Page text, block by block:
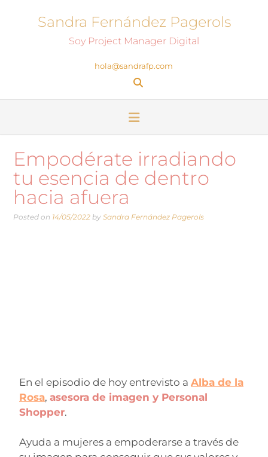
Sandra Fernández Pagerols
Soy Project Manager Digital
hola@sandrafp.com
Empodérate irradiando
tu esencia de dentro
hacia afuera
Posted on 14/05/2022 by Sandra Fernández Pagerols
En el episodio de hoy entrevisto a Alba de la
Rosa, asesora de imagen y Personal
Shopper.
Ayuda a mujeres a empoderarse a través de